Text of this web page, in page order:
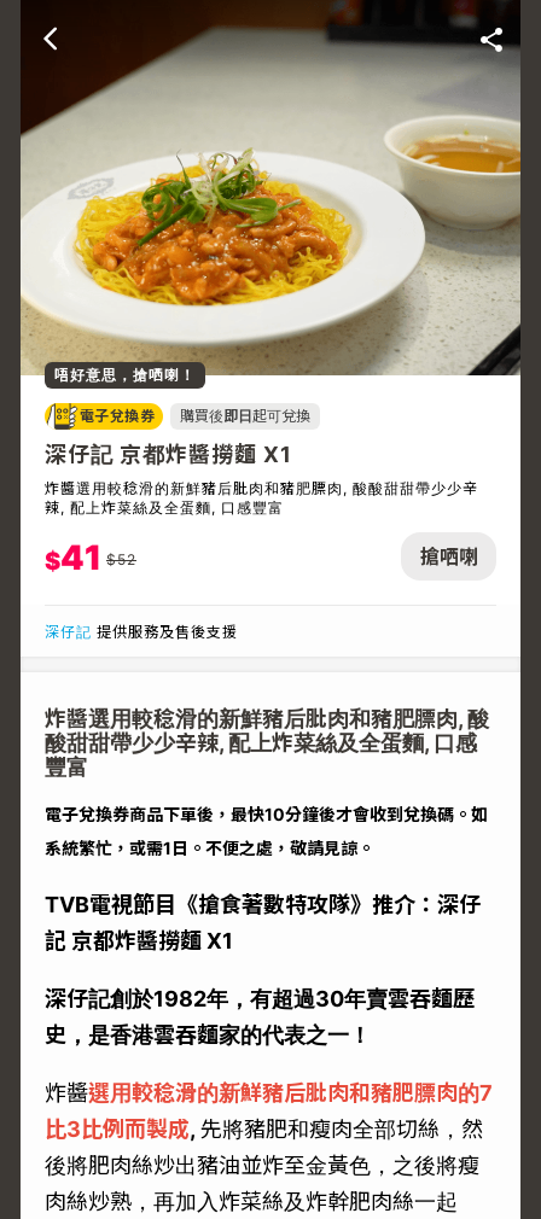
搶哂喇
唔好意思，搶哂喇！
電子兌換券 購買後即日起可兌換
深仔記 京都炸醬撈麵 X1
炸醬選用較稔滑的新鮮豬后肶肉和豬肥膘肉, 酸酸甜甜帶少少辛
辣, 配上炸菜絲及全蛋麵, 口感豐富
$41 $52
深仔記 提供服務及售後支援
炸醬選用較稔滑的新鮮豬后肶肉和豬肥膘肉, 酸
酸甜甜帶少少辛辣, 配上炸菜絲及全蛋麵, 口感
豐富
電子兌換券商品下單後，最快10分鐘後才會收到兌換碼。如
系統繁忙，或需1日。不便之處，敬請見諒。
TVB電視節目《搶食著數特攻隊》推介：深仔
記 京都炸醬撈麵 X1
深仔記創於1982年，有超過30年賣雲吞麵歷
史，是香港雲吞麵家的代表之一！
炸醬選用較稔滑的新鮮豬后肶肉和豬肥膘肉的7
比3比例而製成, 先將豬肥和瘦肉全部切絲，然
後將肥肉絲炒出豬油並炸至金黃色，之後將瘦
肉絲炒熟，再加入炸菜絲及炸幹肥肉絲一起